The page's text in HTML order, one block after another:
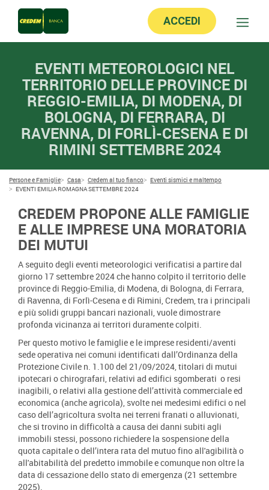
ACCEDI
EVENTI METEOROLOGICI NEL
TERRITORIO DELLE PROVINCE DI
REGGIO-EMILIA, DI MODENA, DI
BOLOGNA, DI FERRARA, DI
RAVENNA, DI FORLÌ-CESENA E DI
RIMINI SETTEMBRE 2024
Persone e Famiglie Casa Credem al tuo fianco
Eventi sismici e maltempo
EVENTI EMILIA ROMAGNA SETTEMBRE 2024
CREDEM PROPONE ALLE FAMIGLIE
E ALLE IMPRESE UNA MORATORIA
DEI MUTUI
A seguito degli eventi meteorologici verificatisi a partire dal
giorno 17 settembre 2024 che hanno colpito il territorio delle
province di Reggio-Emilia, di Modena, di Bologna, di Ferrara,
di Ravenna, di Forlì-Cesena e di Rimini, Credem, tra i principali
e più solidi gruppi bancari nazionali, vuole dimostrare
profonda vicinanza ai territori duramente colpiti.
Per questo motivo le famiglie e le imprese residenti/aventi
sede operativa nei comuni identificati dall’Ordinanza della
Protezione Civile n. 1.100 del 21/09/2024, titolari di mutui
ipotecari o chirografari, relativi ad edifici sgomberati o resi
inagibili, o relativi alla gestione dell’attività commerciale ed
economica (anche agricola), svolte nei medesimi edifici o nel
caso dell’agricoltura svolta nei terreni franati o alluvionati,
che si trovino in difficoltà a causa dei danni subiti agli
immobili stessi, possono richiedere la sospensione della
quota capitale o dell’intera rata del mutuo fino all'agibilità o
all'abitabilità del predetto immobile e comunque non oltre la
data di cessazione dello stato di emergenza (21 settembre
2025).